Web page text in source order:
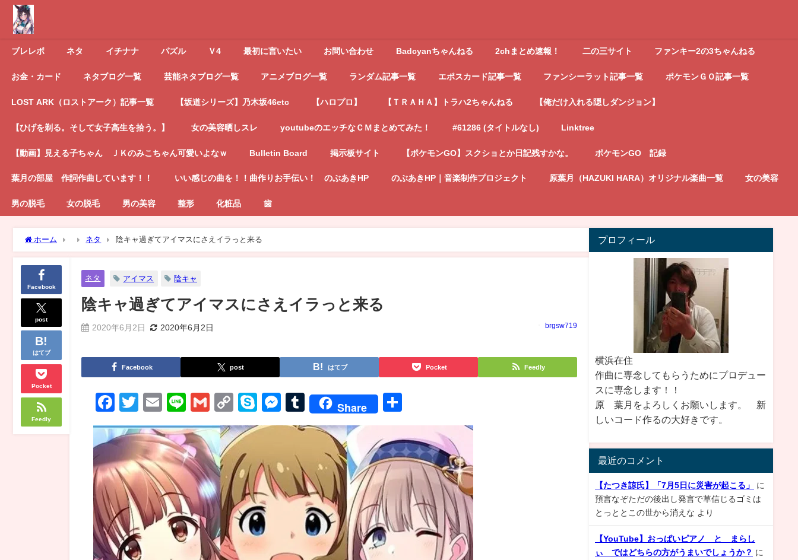
ブレレボ ネタ イチナナ パズル Ｖ4 最初に言いたい お問い合わせ Badcyanちゃんねる 2chまとめ速報！ 二の三サイト ファンキー2の3ちゃんねる
お金・カード ネタブログ一覧 芸能ネタブログ一覧 アニメブログ一覧 ランダム記事一覧 エポスカード記事一覧 ファンシーラット記事一覧 ポケモンＧＯ記事一覧
LOST ARK（ロストアーク）記事一覧 【坂道シリーズ】乃木坂46etc 【ハロプロ】 【ＴＲＡＨＡ】トラハ2ちゃんねる 【俺だけ入れる隠しダンジョン】
【ひげを剃る。そして女子高生を拾う。】 女の美容晒しスレ youtubeのエッチなＣＭまとめてみた！ #61286 (タイトルなし) Linktree
【動画】見える子ちゃん ＪＫのみこちゃん可愛いよなｗ Bulletin Board 掲示板サイト 【ポケモンGO】スクショとか日記残すかな。 ポケモンGO 記録
葉月の部屋 作詞作曲しています！！ いい感じの曲を！！曲作りお手伝い！ のぶあきHP のぶあきHP｜音楽制作プロジェクト 原葉月（HAZUKI HARA）オリジナル楽曲一覧 女の美容
男の脱毛 女の脱毛 男の美容 整形 化粧品 歯
ホーム ネタ 陰キャ過ぎてアイマスにさえイラっと来る
Facebook
post
はてブ
Pocket
Feedly
ネタ アイマス 陰キャ
陰キャ過ぎてアイマスにさえイラっと来る
2020年6月2日 2020年6月2日 brgsw719
Facebook post はてブ Pocket Feedly
Facebook
Twitter
EmailLineGmailCopy
Link
SkypeMessenger
Tumblr
Share
有
プロフィール
横浜在住
作曲に専念してもらうためにプロデュー
スに専念します！！
原 葉月をよろしくお願いします。 新
しいコード作るの大好きです。
最近のコメント
【たつき諒氏】「7月5日に災害が起こる」
に
預言なぞただの後出し発言で草信じるゴミは
とっととこの世から消えな より
【YouTube】おっぱいピアノ と まらし
ぃ ではどちらの方がうまいでしょうか？ に